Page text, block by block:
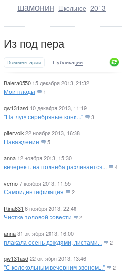
шамонин Школьное 2013
Из под пера
Комментарии Публикации
Balera0550 15 декабря 2013, 21:32
Мои плоды 1
qw131asd 10 декабря 2013, 11:19
"На лугу серебряные кони..." 3
pitervolk 22 ноября 2013, 16:38
Наваждение 5
anna 12 ноября 2013, 15:30
вечереет. на полнеба разливается... 4
verno7 ноября 2013, 11:55
Самоидентификация 2
Rina831 6 ноября 2013, 22:46
Чистка половой совести 2
anna31 октября 2013, 16:00
плакала осень дождями, листами... 2
qw131asd22 октября 2013, 13:46
"С колокольным вечерним звоном..." 2